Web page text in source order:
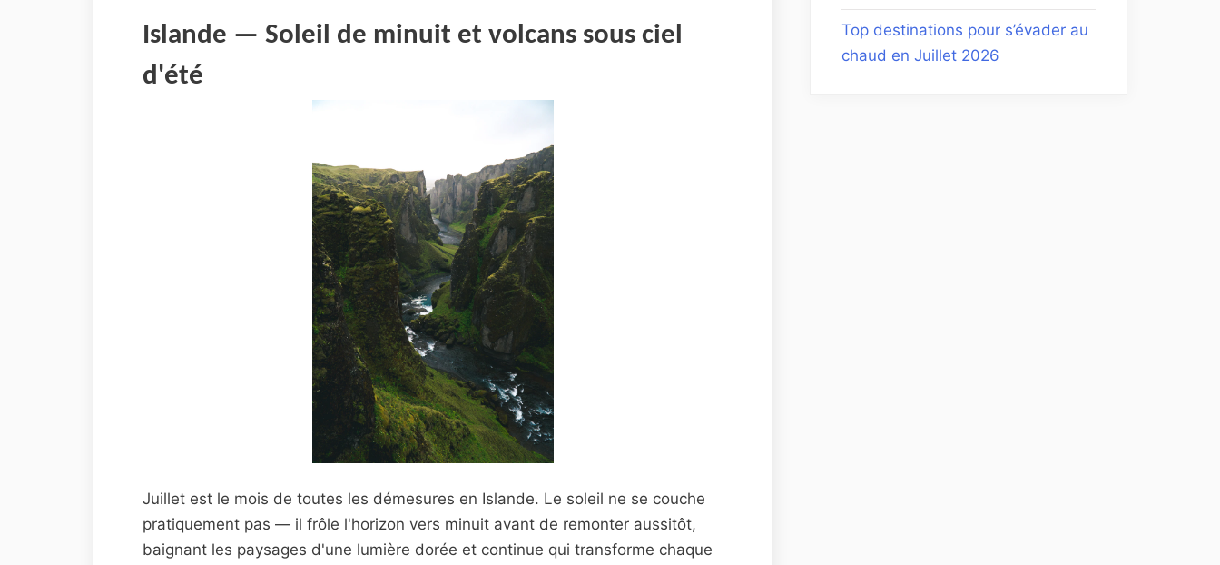
Islande — Soleil de minuit et volcans sous ciel
d'été
Juillet est le mois de toutes les démesures en Islande. Le soleil ne se couche
pratiquement pas — il frôle l'horizon vers minuit avant de remonter aussitôt,
baignant les paysages d'une lumière dorée et continue qui transforme chaque
Top destinations pour s’évader au
chaud en Juillet 2026